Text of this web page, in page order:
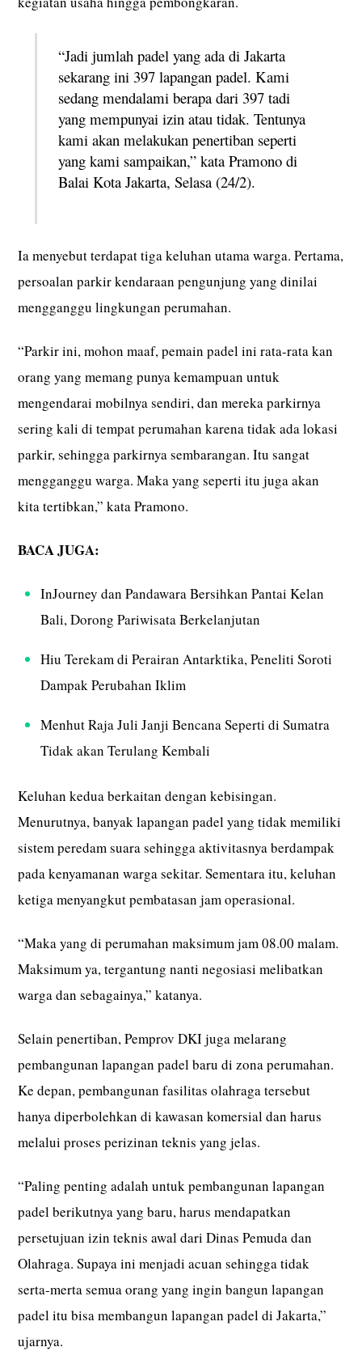
“Jadi jumlah padel yang ada di Jakarta
sekarang ini 397 lapangan padel. Kami
sedang mendalami berapa dari 397 tadi
yang mempunyai izin atau tidak. Tentunya
kami akan melakukan penertiban seperti
yang kami sampaikan,” kata Pramono di
Balai Kota Jakarta, Selasa (24/2).
Ia menyebut terdapat tiga keluhan utama warga. Pertama,
persoalan parkir kendaraan pengunjung yang dinilai
mengganggu lingkungan perumahan.
“Parkir ini, mohon maaf, pemain padel ini rata-rata kan
orang yang memang punya kemampuan untuk
mengendarai mobilnya sendiri, dan mereka parkirnya
sering kali di tempat perumahan karena tidak ada lokasi
parkir, sehingga parkirnya sembarangan. Itu sangat
mengganggu warga. Maka yang seperti itu juga akan
kita tertibkan,” kata Pramono.
BACA JUGA:
InJourney dan Pandawara Bersihkan Pantai Kelan
Bali, Dorong Pariwisata Berkelanjutan
Hiu Terekam di Perairan Antarktika, Peneliti Soroti
Dampak Perubahan Iklim
Menhut Raja Juli Janji Bencana Seperti di Sumatra
Tidak akan Terulang Kembali
Keluhan kedua berkaitan dengan kebisingan.
Menurutnya, banyak lapangan padel yang tidak memiliki
sistem peredam suara sehingga aktivitasnya berdampak
pada kenyamanan warga sekitar. Sementara itu, keluhan
ketiga menyangkut pembatasan jam operasional.
“Maka yang di perumahan maksimum jam 08.00 malam.
Maksimum ya, tergantung nanti negosiasi melibatkan
warga dan sebagainya,” katanya.
Selain penertiban, Pemprov DKI juga melarang
pembangunan lapangan padel baru di zona perumahan.
Ke depan, pembangunan fasilitas olahraga tersebut
hanya diperbolehkan di kawasan komersial dan harus
melalui proses perizinan teknis yang jelas.
“Paling penting adalah untuk pembangunan lapangan
padel berikutnya yang baru, harus mendapatkan
persetujuan izin teknis awal dari Dinas Pemuda dan
Olahraga. Supaya ini menjadi acuan sehingga tidak
serta-merta semua orang yang ingin bangun lapangan
padel itu bisa membangun lapangan padel di Jakarta,”
ujarnya.